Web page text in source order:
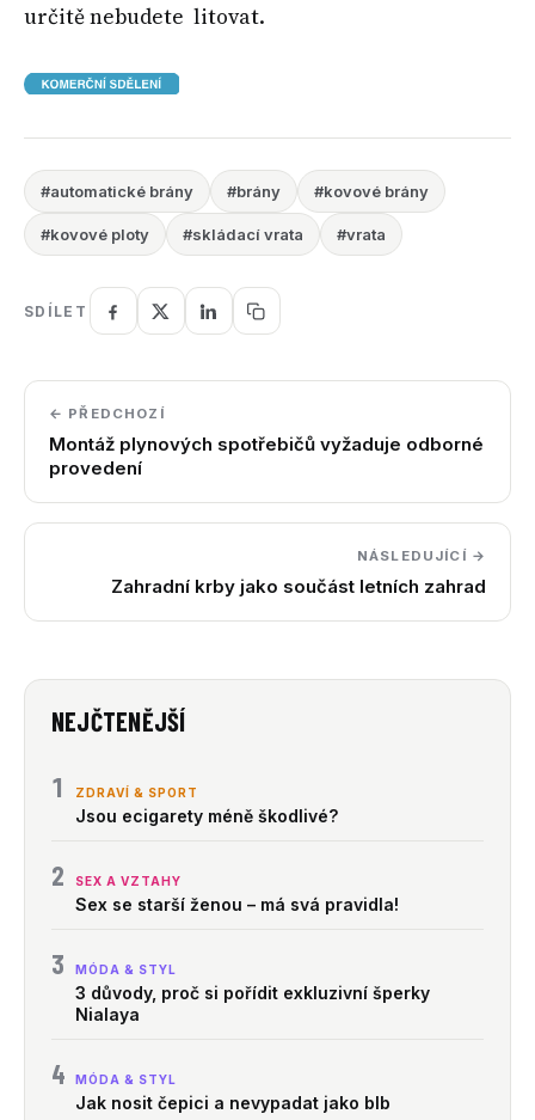
určitě nebudete litovat.
#automatické brány #brány #kovové brány
#kovové ploty #skládací vrata #vrata
SDÍLET
← PŘEDCHOZÍ
Montáž plynových spotřebičů vyžaduje odborné
provedení
NÁSLEDUJÍCÍ →
Zahradní krby jako součást letních zahrad
NEJČTENĚJŠÍ
1 ZDRAVÍ & SPORT
Jsou ecigarety méně škodlivé?
2 SEX A VZTAHY
Sex se starší ženou – má svá pravidla!
3 MÓDA & STYL
3 důvody, proč si pořídit exkluzivní šperky
Nialaya
4 MÓDA & STYL
Jak nosit čepici a nevypadat jako blb